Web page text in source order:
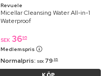
Revuele
Micellar Cleansing Water All-in-1
Waterproof
SEK 3695
Medlemspris
Normalpris: SEK 79 95